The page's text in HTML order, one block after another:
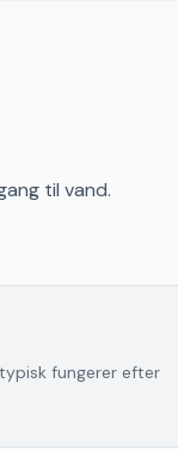
til vand.
fungerer efter